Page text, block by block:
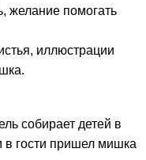
желание помогать
иллюстрации
собирает детей в
в гости пришел мишка